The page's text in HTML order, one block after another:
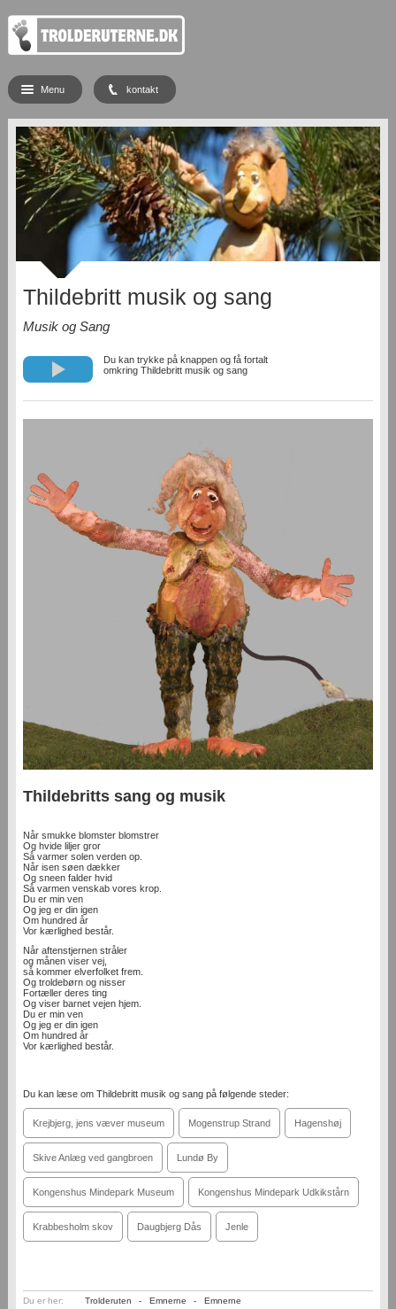
Thildebritt musik og sang
Musik og Sang
Du kan trykke på knappen og få fortalt
omkring Thildebritt musik og sang
Thildebritts sang og musik
Når smukke blomster blomstrer
Og hvide liljer gror
Så varmer solen verden op.
Når isen søen dækker
Og sneen falder hvid
Så varmen venskab vores krop.
Du er min ven
Og jeg er din igen
Om hundred år
Vor kærlighed består.
Når aftenstjernen stråler
og månen viser vej,
så kommer elverfolket frem.
Og troldebørn og nisser
Fortæller deres ting
Og viser barnet vejen hjem.
Du er min ven
Og jeg er din igen
Om hundred år
Vor kærlighed består.
Du kan læse om Thildebritt musik og sang på følgende steder:
Krejbjerg, jens væver museum Mogenstrup Strand Hagenshøj
Skive Anlæg ved gangbroen Lundø By
Kongenshus Mindepark Museum Kongenshus Mindepark Udkikstårn
Krabbesholm skov Daugbjerg Dås Jenle
Du er her: Trolderuten - Emnerne - Emnerne
Menu kontakt